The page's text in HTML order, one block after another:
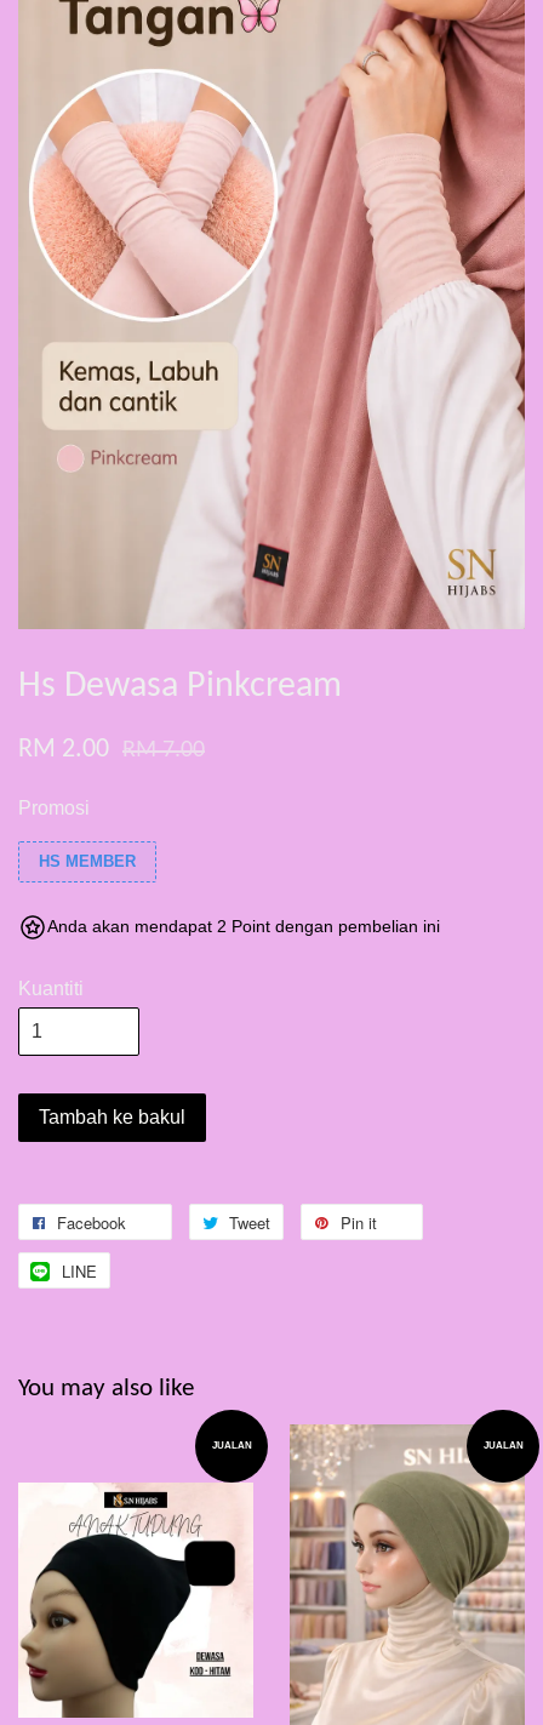
Hs Dewasa Pinkcream
RM 2.00 RM 7.00
Promosi
HS MEMBER
Anda akan mendapat 2 Point dengan pembelian ini
Kuantiti
Tambah ke bakul
Facebook Tweet Pin it
LINE
You may also like
JUALAN JUALAN